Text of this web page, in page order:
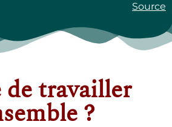
Source
de travailler
?